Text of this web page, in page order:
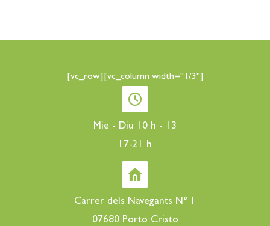
[vc_row][vc_column width="1/3"]
Mie - Diu 10 h - 13
17-21 h
Carrer dels Navegants N° 1
07680 Porto Cristo